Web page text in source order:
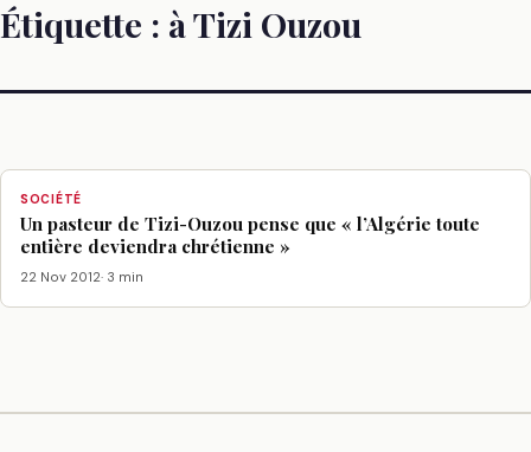
Étiquette : à Tizi Ouzou
SOCIÉTÉ
Un pasteur de Tizi-Ouzou pense que « l’Algérie toute
entière deviendra chrétienne »
22 Nov 2012· 3 min